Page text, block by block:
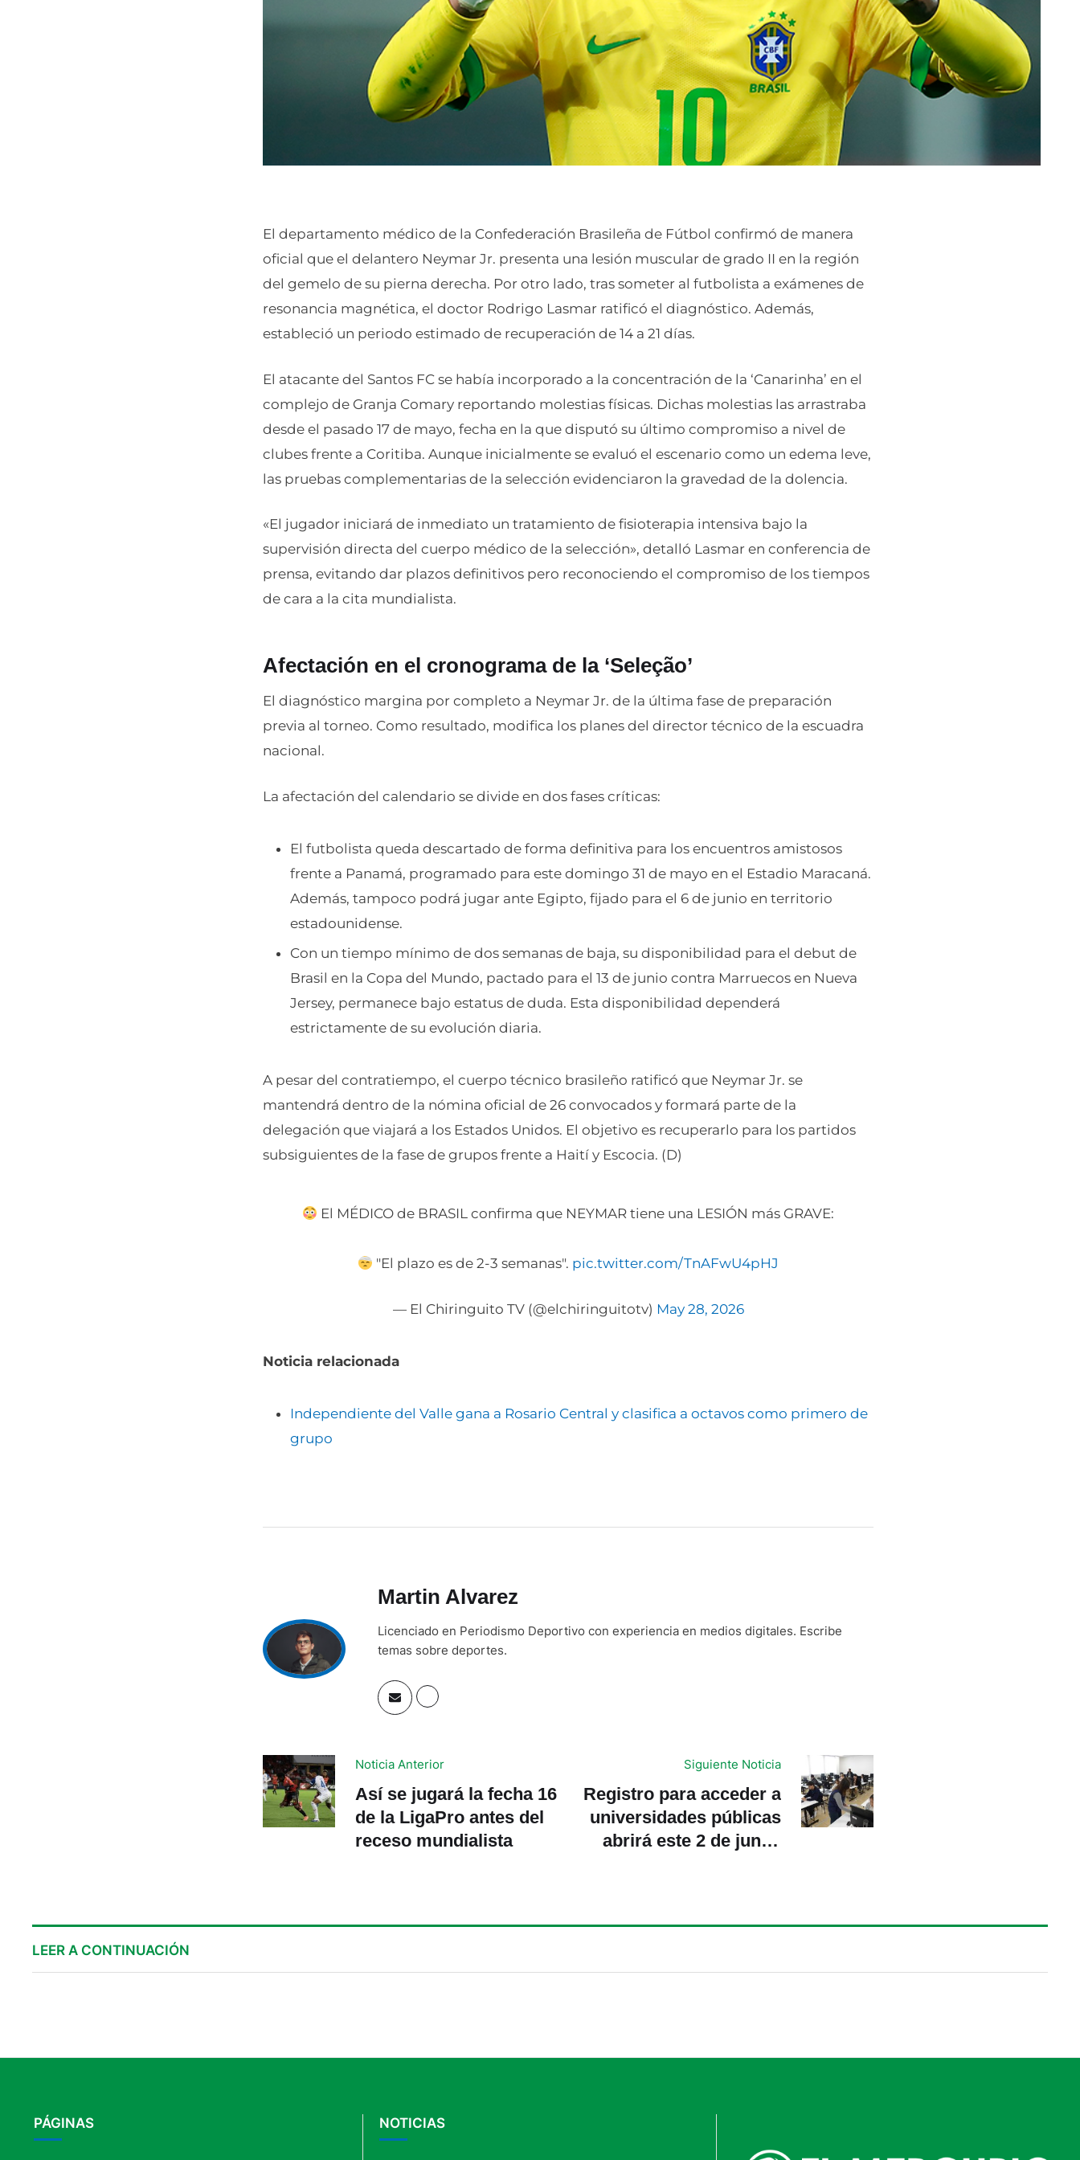
El departamento médico de la Confederación Brasileña de Fútbol confirmó de manera
oficial que el delantero Neymar Jr. presenta una lesión muscular de grado II en la región
del gemelo de su pierna derecha. Por otro lado, tras someter al futbolista a exámenes de
resonancia magnética, el doctor Rodrigo Lasmar ratificó el diagnóstico. Además,
estableció un periodo estimado de recuperación de 14 a 21 días.
El atacante del Santos FC se había incorporado a la concentración de la ‘Canarinha’ en el
complejo de Granja Comary reportando molestias físicas. Dichas molestias las arrastraba
desde el pasado 17 de mayo, fecha en la que disputó su último compromiso a nivel de
clubes frente a Coritiba. Aunque inicialmente se evaluó el escenario como un edema leve,
las pruebas complementarias de la selección evidenciaron la gravedad de la dolencia.
«El jugador iniciará de inmediato un tratamiento de fisioterapia intensiva bajo la
supervisión directa del cuerpo médico de la selección», detalló Lasmar en conferencia de
prensa, evitando dar plazos definitivos pero reconociendo el compromiso de los tiempos
de cara a la cita mundialista.
Afectación en el cronograma de la ‘Seleção’
El diagnóstico margina por completo a Neymar Jr. de la última fase de preparación
previa al torneo. Como resultado, modifica los planes del director técnico de la escuadra
nacional.
La afectación del calendario se divide en dos fases críticas:
El futbolista queda descartado de forma definitiva para los encuentros amistosos
frente a Panamá, programado para este domingo 31 de mayo en el Estadio Maracaná.
Además, tampoco podrá jugar ante Egipto, fijado para el 6 de junio en territorio
estadounidense.
Con un tiempo mínimo de dos semanas de baja, su disponibilidad para el debut de
Brasil en la Copa del Mundo, pactado para el 13 de junio contra Marruecos en Nueva
Jersey, permanece bajo estatus de duda. Esta disponibilidad dependerá
estrictamente de su evolución diaria.
A pesar del contratiempo, el cuerpo técnico brasileño ratificó que Neymar Jr. se
mantendrá dentro de la nómina oficial de 26 convocados y formará parte de la
delegación que viajará a los Estados Unidos. El objetivo es recuperarlo para los partidos
subsiguientes de la fase de grupos frente a Haití y Escocia. (D)
El MÉDICO de BRASIL confirma que NEYMAR tiene una LESIÓN más GRAVE:
"El plazo es de 2-3 semanas". pic.twitter.com/TnAFwU4pHJ
— El Chiringuito TV (@elchiringuitotv) May 28, 2026
Noticia relacionada
Independiente del Valle gana a Rosario Central y clasifica a octavos como primero de
grupo
Martin Alvarez
Licenciado en Periodismo Deportivo con experiencia en medios digitales. Escribe
temas sobre deportes.
Noticia Anterior
Así se jugará la fecha 16
de la LigaPro antes del
receso mundialista
Siguiente Noticia
Registro para acceder a
universidades públicas
abrirá este 2 de junio.
LEER A CONTINUACIÓN
PÁGINAS NOTICIAS